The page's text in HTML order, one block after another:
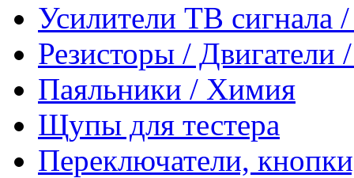
Усилители ТВ сигнала
Резисторы /
Паяльники / Химия
Щупы для тестера
Переключатели,